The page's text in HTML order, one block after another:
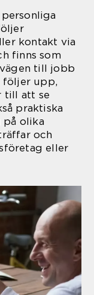
kontakt via
finns som
till jobb
följer upp,
till att se
praktiska
på olika
och
eller